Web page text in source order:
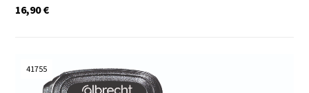
€
16,90
41755